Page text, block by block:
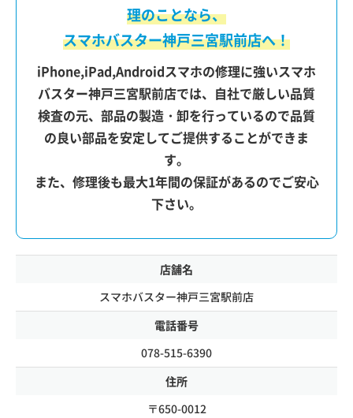
理のことなら、
スマホバスター神戸三宮駅前店へ！
iPhone,iPad,Androidスマホの修理に強いスマホ
バスター神戸三宮駅前店では、自社で厳しい品質
検査の元、部品の製造・卸を行っているので品質
の良い部品を安定してご提供することができま
す。
また、修理後も最大1年間の保証があるのでご安心
下さい。
店舗名
スマホバスター神戸三宮駅前店
電話番号
078-515-6390
住所
〒650-0012